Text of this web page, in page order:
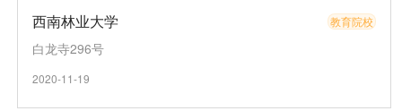
西南林业大学 教育院校
白龙寺296号
2020-11-19